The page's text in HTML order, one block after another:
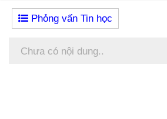
Phỏng vấn Tin học
Chưa có nội dung..